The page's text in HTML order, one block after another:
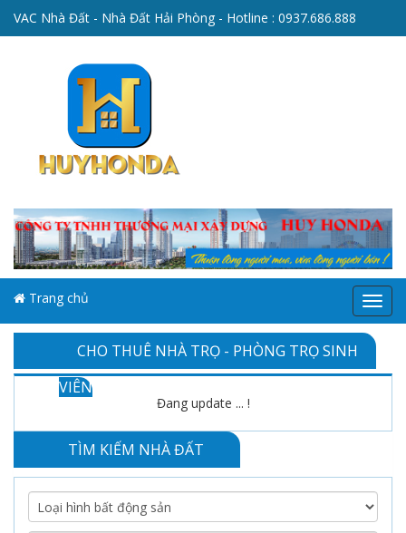
VAC Nhà Đất - Nhà Đất Hải Phòng - Hotline : 0937.686.888
Menu
Trang chủ
CHO THUÊ NHÀ TRỌ - PHÒNG TRỌ SINH
VIÊN
Đang update ... !
TÌM KIẾM NHÀ ĐẤT